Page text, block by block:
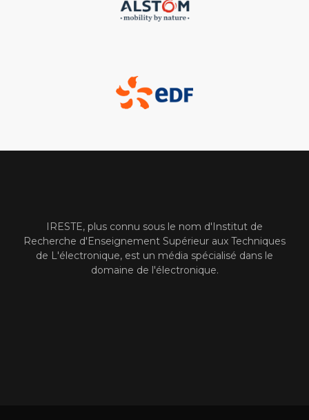
IRESTE, plus connu sous le nom d'Institut de
Recherche d'Enseignement Supérieur aux Techniques
de L'électronique, est un média spécialisé dans le
domaine de l'électronique.